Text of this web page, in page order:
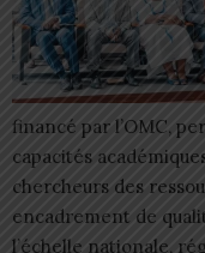
financé par l’OMC,
capacités
chercheurs des
encadrement de
l’échelle nationale,